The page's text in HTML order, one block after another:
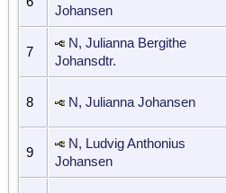
Johansen
7
N, Julianna Bergithe
Johansdtr.
8 N, Julianna Johansen
9
N, Ludvig Anthonius
Johansen